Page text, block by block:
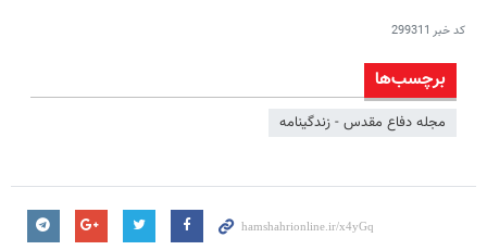
کد خبر 299311
برچسب‌ها
مجله دفاع مقدس - زندگینامه